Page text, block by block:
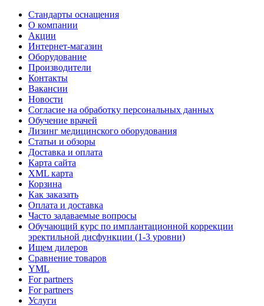
Стандарты оснащения
О компании
Акции
Интернет-магазин
Оборудование
Производители
Контакты
Вакансии
Новости
Согласие на обработку персональных данных
Обучение врачей
Лизинг медицинского оборудования
Статьи и обзоры
Доставка и оплата
Карта сайта
XML карта
Корзина
Как заказать
Оплата и доставка
Часто задаваемые вопросы
Обучающий курс по имплантационной коррекции
эректильной дисфункции (1-3 уровни)
Ищем дилеров
Сравнение товаров
YML
For partners
For partners
Услуги